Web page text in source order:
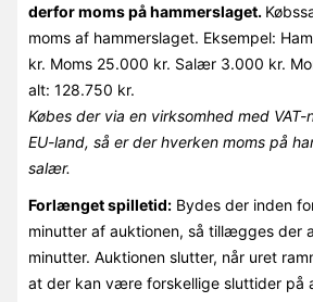
derfor moms på hammerslaget.
moms af hammerslaget. Eksempel:
kr. Moms 25.000 kr. Salær 3.000 kr.
alt: 128.750 kr.
Købes der via en virksomhed med
EU-land, så er der hverken moms på
salær.
Forlænget spilletid:Bydes der inden
minutter af auktionen, så tillægges der
minutter. Auktionen slutter, når uret
at der kan være forskellige sluttider på